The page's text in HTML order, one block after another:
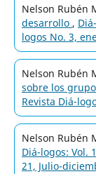
Nelson Rubén
desarrollo ,
logos No. 3,
Nelson Rubén
sobre los
Revista Diá-
Nelson Rubén
Diá-logos: Vol.
21, Julio-